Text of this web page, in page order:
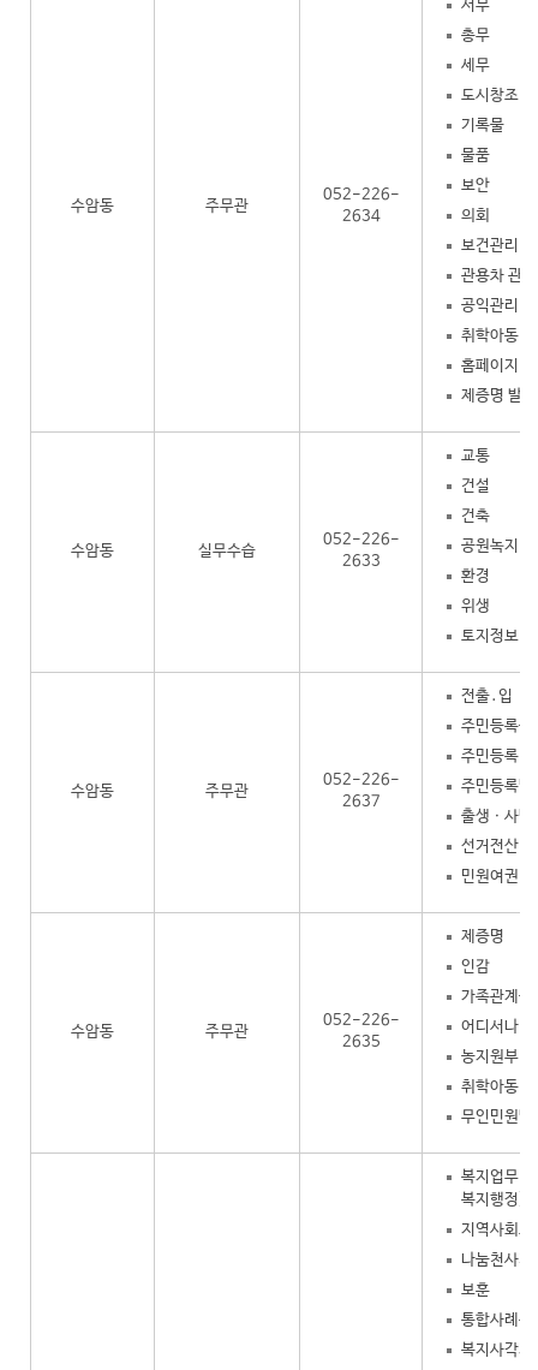
수암동 주무관
052-226-
2634
서무
총무
세무
도시창조
기록물
물품
보안
의회
보건관리
관용차 관리
공익관리
취학아동
홈페이지
제증명 발
수암동 실무수습
052-226-
2633
교통
건설
건축
공원녹지
환경
위생
토지정보
수암동 주무관
052-226-
2637
전출․입
주민등록증
주민등록
주민등록말
출생ㆍ사망
선거전산
민원여권
수암동 주무관
052-226-
2635
제증명
인감
가족관계증
어디서나
농지원부
취학아동
무인민원발
복지업무
복지행정)
지역사회보
나눔천사기
보훈
통합사례관
복지사각지